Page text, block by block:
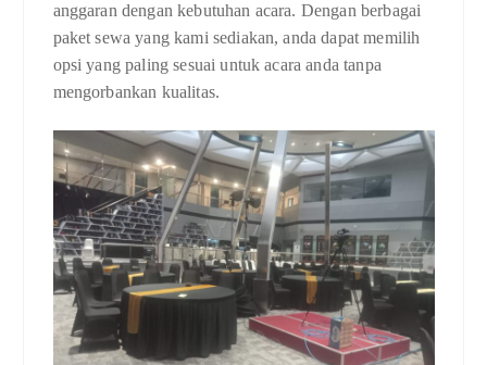
anggaran dengan kebutuhan acara. Dengan berbagai
paket sewa yang kami sediakan, anda dapat memilih
opsi yang paling sesuai untuk acara anda tanpa
mengorbankan kualitas.